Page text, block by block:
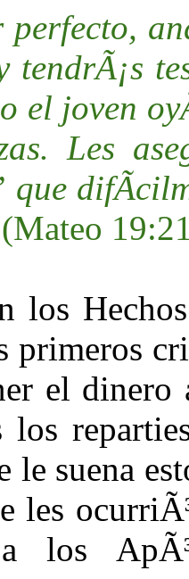
perfecto,
tendrÃ¡s
el joven
Les
que
los
primeros
el
le suena
les
a los